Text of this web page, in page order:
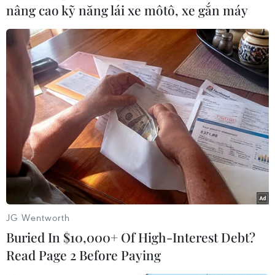
miệng.
Không chỉ vậy, lượng đường tự nhiên trong đu
nâng cao kỹ năng lái xe môtô, xe gắn máy
JG Wentworth
Buried In $10,000+ Of High-Interest Debt?
Read Page 2 Before Paying